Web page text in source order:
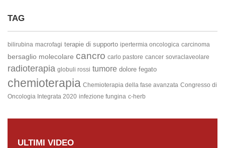
TAG
bilirubina macrofagi terapie di supporto ipertermia oncologica carcinoma
bersaglio molecolare cancro carlo pastore cancer sovraclaveolare
radioterapia globuli rossi tumore dolore fegato
chemioterapia Chemioterapia della fase avanzata Congresso di
Oncologia Integrata 2020 infezione fungina c-herb
ULTIMI VIDEO